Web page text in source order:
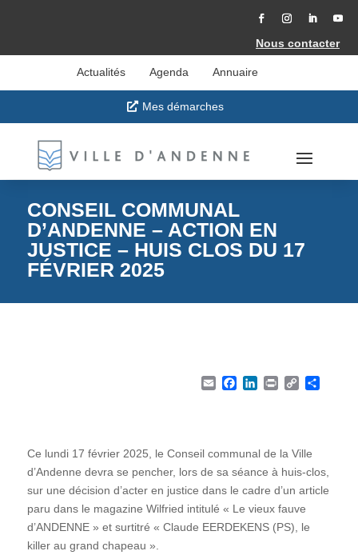
Nous contacter
Actualités Agenda Annuaire
Mes démarches
CONSEIL COMMUNAL
D’ANDENNE – ACTION EN
JUSTICE – HUIS CLOS DU 17
FÉVRIER 2025
EmailFacebook
LinkedIn
PrintCopy
Ce lundi 17 février 2025, le Conseil communal de la Ville
d’Andenne devra se pencher, lors de sa séance à huis-clos,
sur une décision d’acter en justice dans le cadre d’un article
paru dans le magazine Wilfried intitulé « Le vieux fauve
d’ANDENNE » et surtitré « Claude EERDEKENS (PS), le
killer au grand chapeau ».